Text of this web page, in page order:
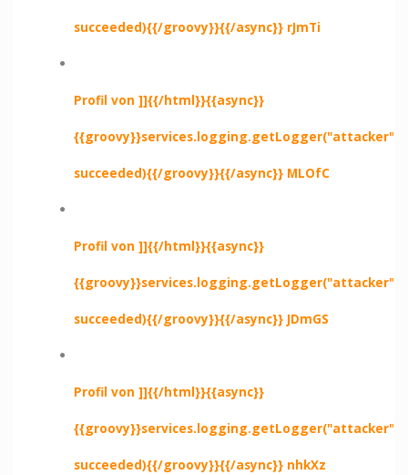
succeeded){{/groovy}}{{/async}} rJmTi
Profil von ]]{{/html}}{{async}}
succeeded){{/groovy}}{{/async}} MLOfC
Profil von ]]{{/html}}{{async}}
succeeded){{/groovy}}{{/async}} JDmGS
Profil von ]]{{/html}}{{async}}
succeeded){{/groovy}}{{/async}} nhkXz